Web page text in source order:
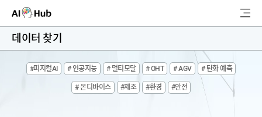
AI-Hub
검
색
데이터 찾기
#피지컬AI # 인공지능 # 멀티모달 # OHT # AGV # 탄화 예측
# 온디바이스 #제조 #환경 #안전